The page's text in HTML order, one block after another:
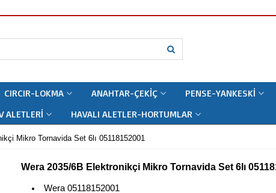
CIRCIR-LOKMA ANAHTAR-ÇEKIÇ PENSE-YANKESKI
ALETLERI HAVALI ALETLER-HORTUMLAR
Mikro Tornavida Set 6lı 05118152001
Wera 2035/6B Elektronikçi Mikro Tornavida Set 6lı
Wera 05118152001